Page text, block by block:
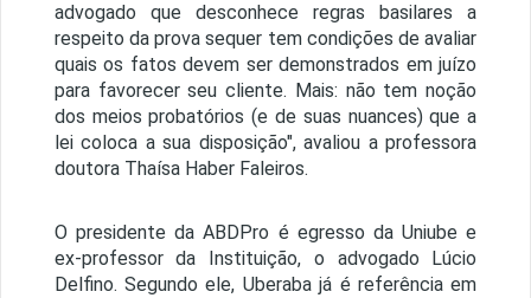
advogado que desconhece regras basilares a
respeito da prova sequer tem condições de avaliar
quais os fatos devem ser demonstrados em juízo
para favorecer seu cliente. Mais: não tem noção
dos meios probatórios (e de suas nuances) que a
lei coloca a sua disposição", avaliou a professora
doutora Thaísa Haber Faleiros.
O presidente da ABDPro é egresso da Uniube e
ex-professor da Instituição, o advogado Lúcio
Delfino. Segundo ele, Uberaba já é referência em